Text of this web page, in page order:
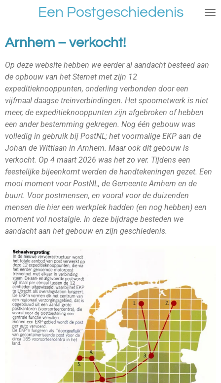
de
Een Postgeschiedenis
Arnhem – verkocht!
Op deze website hebben we eerder al aandacht besteed aan
de opbouw van het Sternet met zijn 12
expeditieknooppunten, onderling verbonden door een
vijfmaal daagse treinverbindingen. Het spoornetwerk is niet
meer, de expeditieknooppunten zijn afgebroken of hebben
een ander bestemming gekregen. Nog één gebouw was
volledig in gebruik bij PostNL; het voormalige EKP aan de
Johan de Wittlaan in Arnhem. Maar ook dit gebouw is
verkocht. Op 4 maart 2026 was het zo ver. Tijdens een
feestelijke bijeenkomt werden de handtekeningen gezet. Een
mooi moment voor PostNL, de Gemeente Arnhem en de
buurt. Voor postmensen, en vooral voor de duizenden
mensen die hier een werkplek hadden (en nog hebben) een
moment vol nostalgie. In deze bijdrage besteden we
aandacht aan het gebouw en zijn geschiedenis.